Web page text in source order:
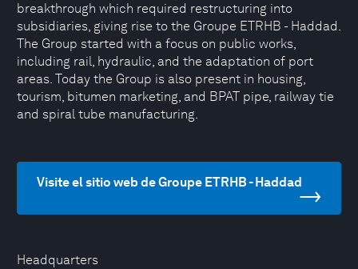
Headquarters
breakthrough which required restructuring into
subsidiaries, giving rise to the Groupe ETRHB - Haddad.
The Group started with a focus on public works,
including rail, hydraulic, and the adaptation of port
areas. Today the Group is also present in housing,
tourism, bitumen marketing, and BPAT pipe, railway tie
and spiral tube manufacturing.
Visite el sitio web de Groupe ETRHB - Haddad